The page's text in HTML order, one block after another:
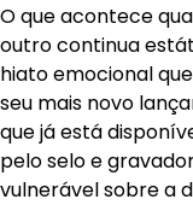
O que acontece
outro continua
hiato emocional
seu mais novo
que já está
pelo selo e
vulnerável sobre a